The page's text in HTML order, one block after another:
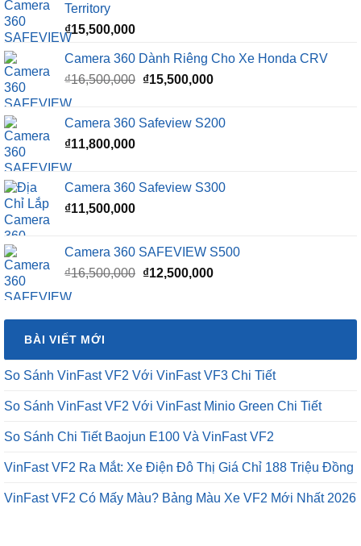
Territory
₫15,500,000
Camera 360 Dành Riêng Cho Xe Honda CRV
₫16,500,000 Giá
₫16,500,000.
₫15,500,000Giá
là:
Camera 360 Safeview S200
₫11,800,000
Camera 360 Safeview S300
₫11,500,000
Camera 360 SAFEVIEW S500
₫16,500,000 Giá
₫16,500,000.
₫12,500,000Giá
là:
BÀI VIẾT MỚI
So Sánh VinFast VF2 Với VinFast VF3 Chi Tiết
So Sánh VinFast VF2 Với VinFast Minio Green Chi Tiết
So Sánh Chi Tiết Baojun E100 Và VinFast VF2
VinFast VF2 Ra Mắt: Xe Điện Đô Thị Giá Chỉ 188 Triệu Đồng
VinFast VF2 Có Mấy Màu? Bảng Màu Xe VF2 Mới Nhất 2026